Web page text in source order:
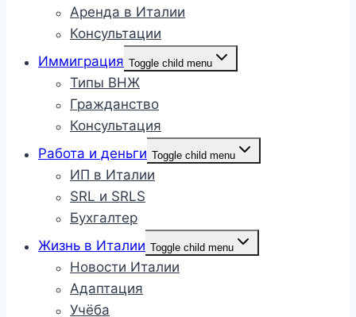
Аренда в Италии
Консультации
Иммиграция Toggle child menu
Типы ВНЖ
Гражданство
Консультация
Работа и деньги Toggle child menu
ИП в Италии
SRL и SRLS
Бухгалтер
Жизнь в Италии Toggle child menu
Новости Италии
Адаптация
Учёба